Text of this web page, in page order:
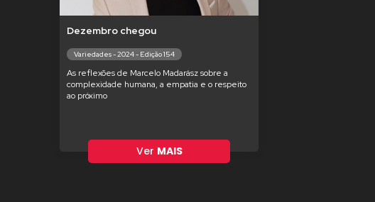
Dezembro chegou
Variedades - 2024 - Edição 154
As reflexões de Marcelo Madarász sobre a
complexidade humana, a empatia e o respeito
ao próximo
Ver MAIS